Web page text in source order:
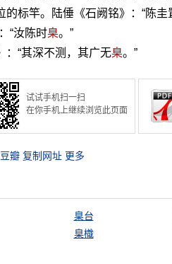
标竿。陆倕《石阙铭》：“陈圭
“汝陈时臬。”
“其深不测，其广无臬。”
试试手机扫一扫
在你手机上继续浏览此页面
豆瓣 复制网址 更多
臬台
臬樴